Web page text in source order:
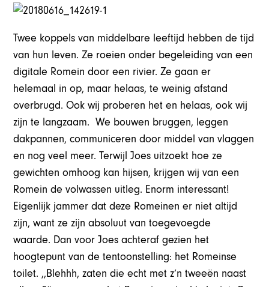
Twee koppels van middelbare leeftijd hebben de tijd
van hun leven. Ze roeien onder begeleiding van een
digitale Romein door een rivier. Ze gaan er
helemaal in op, maar helaas, te weinig afstand
overbrugd. Ook wij proberen het en helaas, ook wij
zijn te langzaam. We bouwen bruggen, leggen
dakpannen, communiceren door middel van vlaggen
en nog veel meer. Terwijl Joes uitzoekt hoe ze
gewichten omhoog kan hijsen, krijgen wij van een
Romein de volwassen uitleg. Enorm interessant!
Eigenlijk jammer dat deze Romeinen er niet altijd
zijn, want ze zijn absoluut van toegevoegde
waarde. Dan voor Joes achteraf gezien het
hoogtepunt van de tentoonstelling: het Romeinse
toilet. ,,Blehhh, zaten die echt met z’n tweeën naast